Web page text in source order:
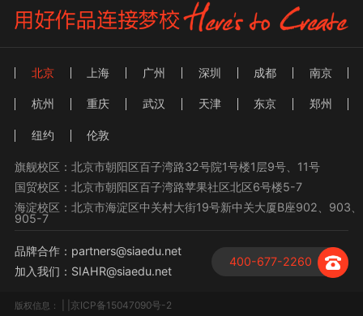
北京 上海 广州 深圳 成都 南京
杭州 重庆 武汉 天津 东京 郑州
纽约 伦敦
旗舰校区：北京市朝阳区百子湾路32号院1号楼1层9号、11号
国贸校区：北京市朝阳区百子湾路苹果社区北区6号楼5-7
海淀校区：北京市海淀区中关村大街19号新中关大厦B座902、903、
905-7
400-677-2260
品牌合作：partners@siaedu.net
加入我们：SIAHR@siaedu.net
版权信息： | |京ICP备15047090号-2